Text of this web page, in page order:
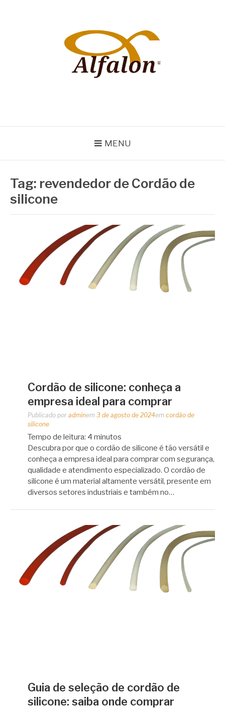
MENU
Tag: revendedor de Cordão de
silicone
Cordão de silicone: conheça a
empresa ideal para comprar
Publicado por adminem 3 de agosto de 2024em cordão de
silicone
Tempo de leitura: 4 minutos
Descubra por que o cordão de silicone é tão versátil e
conheça a empresa ideal para comprar com segurança,
qualidade e atendimento especializado. O cordão de
silicone é um material altamente versátil, presente em
diversos setores industriais e também no…
Guia de seleção de cordão de
silicone: saiba onde comprar